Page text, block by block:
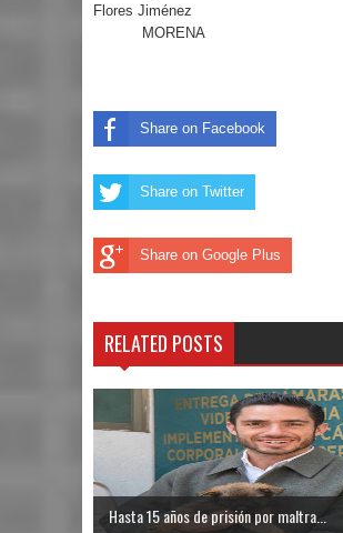
Flores Jiménez
MORENA
Share on Facebook
Share on Twitter
Share on Google Plus
RELATED POSTS
Hasta 15 años de prisión por maltra...